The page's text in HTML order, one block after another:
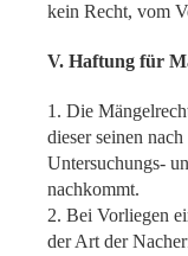
kein Recht, vom
V. Haftung für
1. Die
dieser seinen
Untersuchungs-
nachkommt.
2. Bei Vorliegen
der Art der